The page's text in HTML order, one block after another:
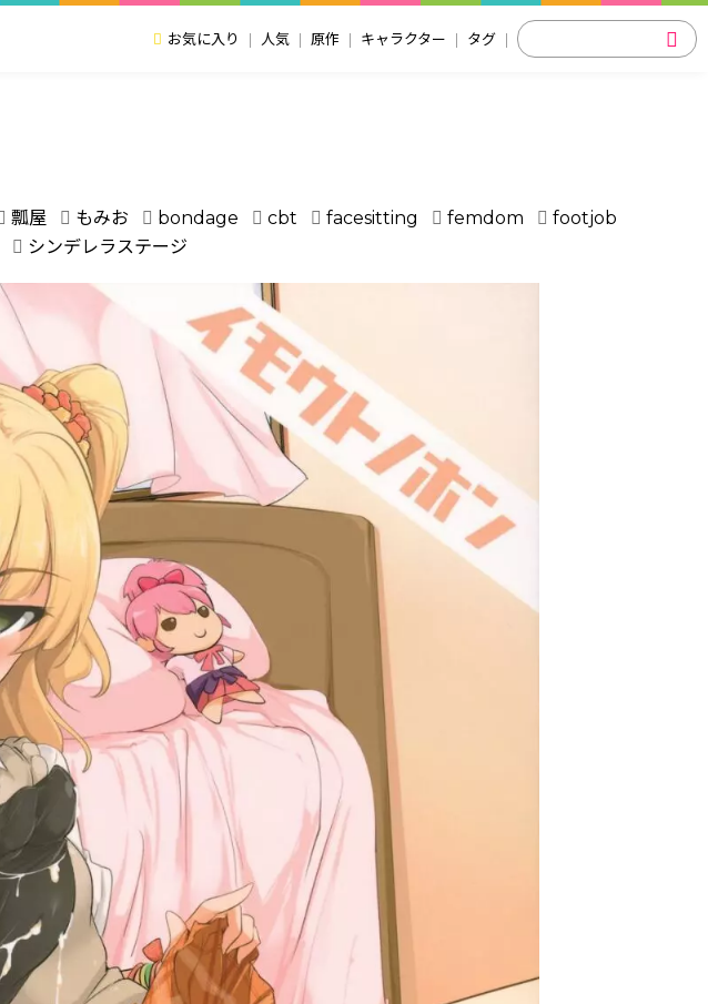
お気に入り 人気 原作 キャラクター タグ
瓢屋 もみお bondage cbt facesitting femdom
footjob
シンデレラステージ